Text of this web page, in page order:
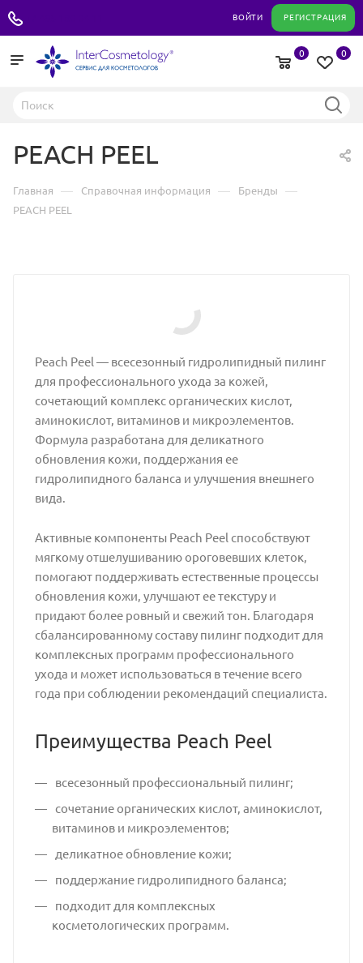
ВОЙТИ РЕГИСТРАЦИЯ
0
0
PEACH PEEL
Главная — Справочная информация — Бренды —
PEACH PEEL
Peach Peel — всесезонный гидролипидный пилинг
для профессионального ухода за кожей,
сочетающий комплекс органических кислот,
аминокислот, витаминов и микроэлементов.
Формула разработана для деликатного
обновления кожи, поддержания ее
гидролипидного баланса и улучшения внешнего
вида.
Активные компоненты Peach Peel способствуют
мягкому отшелушиванию ороговевших клеток,
помогают поддерживать естественные процессы
обновления кожи, улучшают ее текстуру и
придают более ровный и свежий тон. Благодаря
сбалансированному составу пилинг подходит для
комплексных программ профессионального
ухода и может использоваться в течение всего
года при соблюдении рекомендаций специалиста.
Преимущества Peach Peel
всесезонный профессиональный пилинг;
сочетание органических кислот, аминокислот,
витаминов и микроэлементов;
деликатное обновление кожи;
поддержание гидролипидного баланса;
подходит для комплексных
косметологических программ.